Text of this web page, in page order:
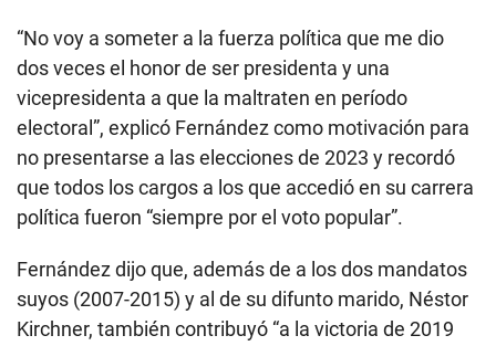
“No voy a someter a la fuerza política que me dio
dos veces el honor de ser presidenta y una
vicepresidenta a que la maltraten en período
electoral”, explicó Fernández como motivación para
no presentarse a las elecciones de 2023 y recordó
que todos los cargos a los que accedió en su carrera
política fueron “siempre por el voto popular”.
Fernández dijo que, además de a los dos mandatos
suyos (2007-2015) y al de su difunto marido, Néstor
Kirchner, también contribuyó “a la victoria de 2019